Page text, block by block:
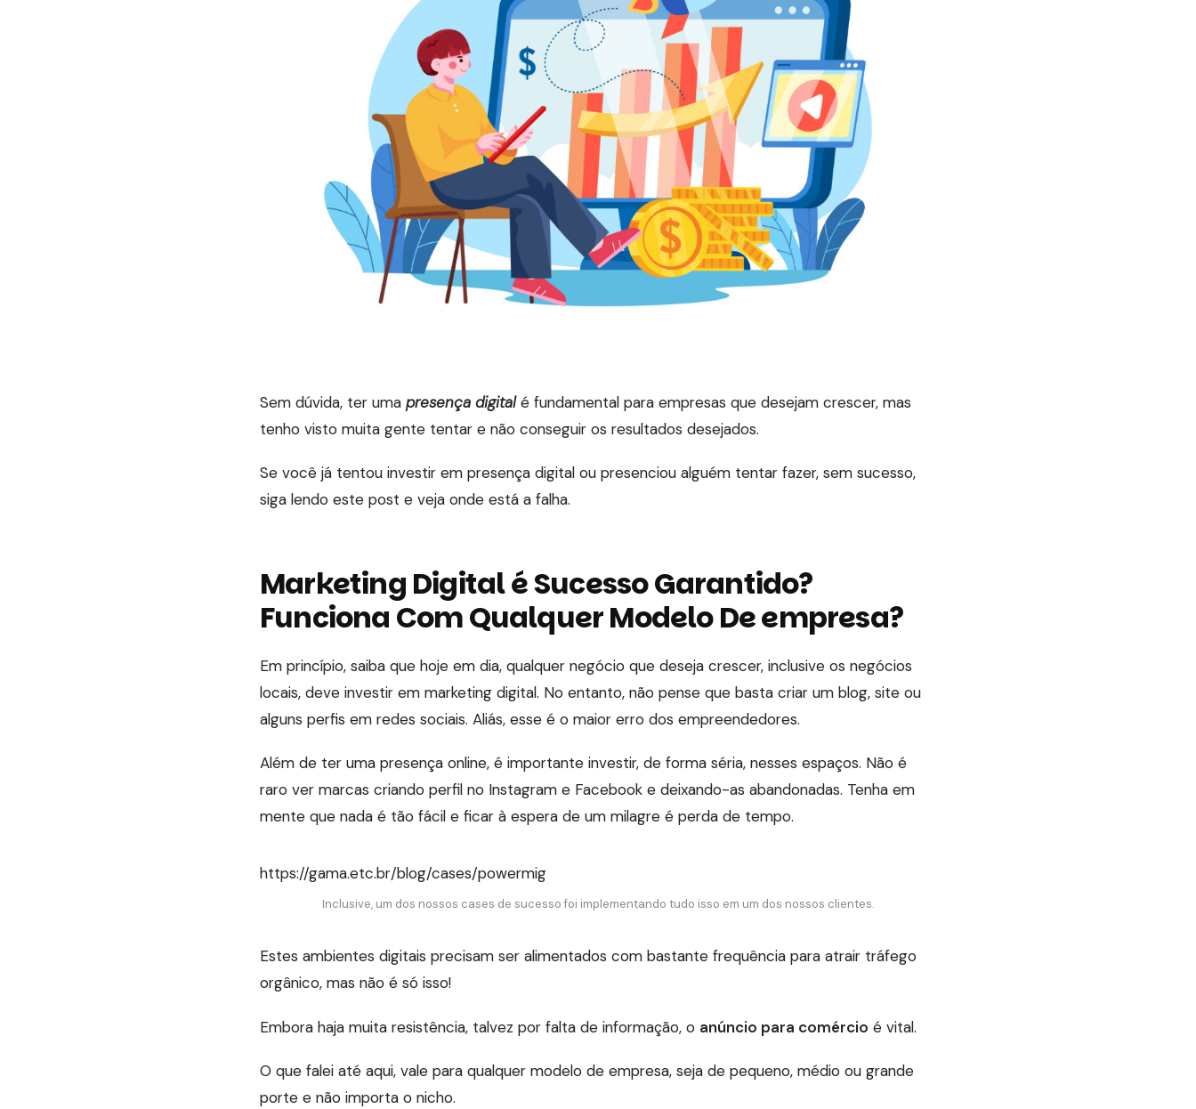
Sem dúvida, ter uma presença digitalé fundamental para empresas que desejam crescer, mas
tenho visto muita gente tentar e não conseguir os resultados desejados.
Se você já tentou investir em presença digital ou presenciou alguém tentar fazer, sem sucesso,
siga lendo este post e veja onde está a falha.
Marketing Digital é Sucesso Garantido?
Funciona Com Qualquer Modelo De empresa?
Em princípio, saiba que hoje em dia, qualquer negócio que deseja crescer, inclusive os negócios
locais, deve investir em marketing digital. No entanto, não pense que basta criar um blog, site ou
alguns perfis em redes sociais. Aliás, esse é o maior erro dos empreendedores.
Além de ter uma presença online, é importante investir, de forma séria, nesses espaços. Não é
raro ver marcas criando perfil no Instagram e Facebook e deixando-as abandonadas. Tenha em
mente que nada é tão fácil e ficar à espera de um milagre é perda de tempo.
https://gama.etc.br/blog/cases/powermig
Inclusive, um dos nossos cases de sucesso foi implementando tudo isso em um dos nossos clientes.
Estes ambientes digitais precisam ser alimentados com bastante frequência para atrair tráfego
orgânico, mas não é só isso!
Embora haja muita resistência, talvez por falta de informação, o anúncio para comércio é vital.
O que falei até aqui, vale para qualquer modelo de empresa, seja de pequeno, médio ou grande
porte e não importa o nicho.